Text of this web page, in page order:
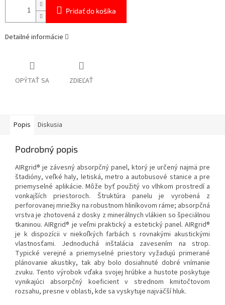
Pridať do košíka
Detailné informácie
OPÝTAŤ SA ZDIEĽAŤ
Popis Diskusia
Podrobný popis
AIRgrid® je závesný absorpčný panel, ktorý je určený najmä pre
štadióny, veľké haly, letiská, metro a autobusové stanice a pre
priemyselné aplikácie. Môže byť použitý vo vlhkom prostredí a
vonkajších priestoroch. Štruktúra panelu je vyrobená z
perforovanej mriežky na robustnom hliníkovom ráme; absorpčná
vrstva je zhotovená z dosky z minerálnych vlákien so špeciálnou
tkaninou. AIRgrid® je veľmi praktický a estetický panel. AIRgrid®
je k dispozícii v niekoľkých farbách s rovnakými akustickými
vlastnosťami. Jednoduchá inštalácia zavesením na strop.
Typické verejné a priemyselné priestory vyžadujú primerané
plánovanie akustiky, tak aby bolo dosiahnuté dobré vnímanie
zvuku. Tento výrobok vďaka svojej hrúbke a hustote poskytuje
vynikajúci absorpčný koeficient v strednom kmitočtovom
rozsahu, presne v oblasti, kde sa vyskytuje najväčší hluk.